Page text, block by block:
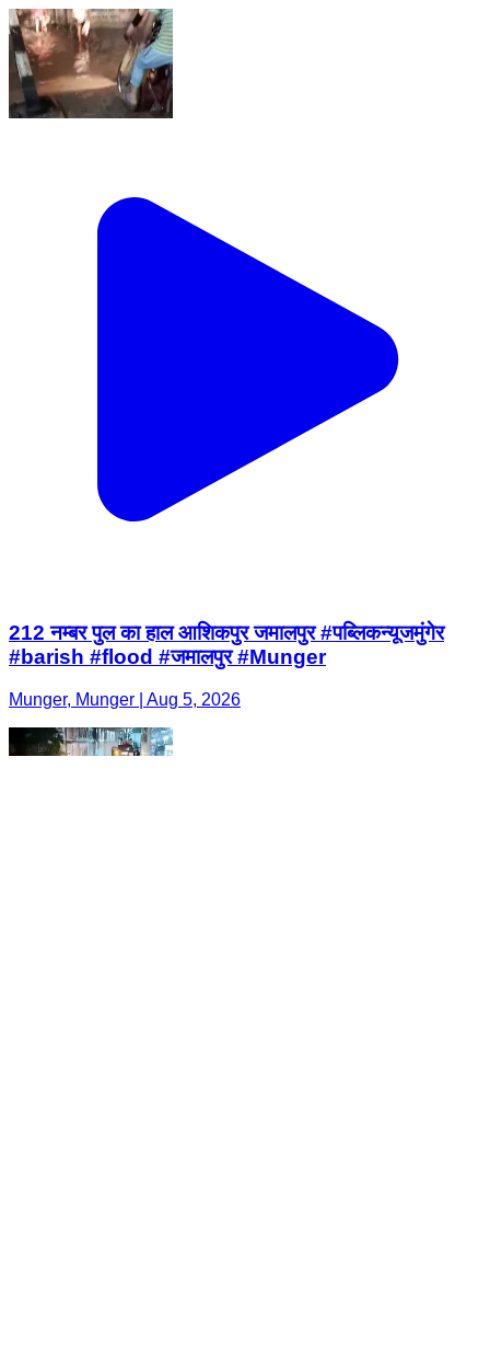
212 नम्बर पुल का हाल आशिकपुर जमालपुर #पब्लिकन्यूजमुंगेर
#barish #flood #जमालपुर #Munger
Munger, Munger | Aug 5, 2026